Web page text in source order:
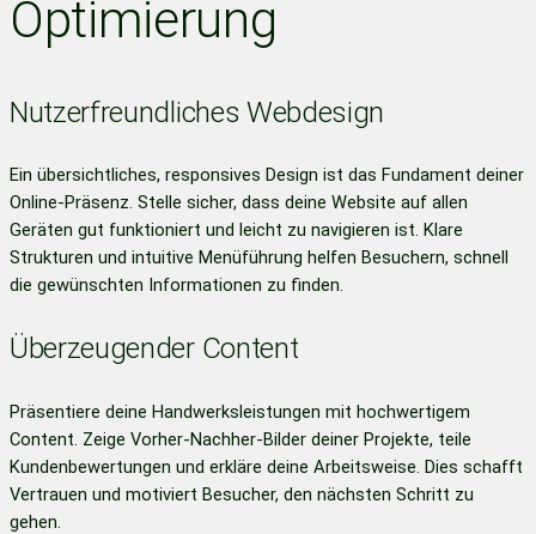
Optimierung
Nutzerfreundliches Webdesign
Ein übersichtliches, responsives Design ist das Fundament deiner
Online-Präsenz. Stelle sicher, dass deine Website auf allen
Geräten gut funktioniert und leicht zu navigieren ist. Klare
Strukturen und intuitive Menüführung helfen Besuchern, schnell
die gewünschten Informationen zu finden.
Überzeugender Content
Präsentiere deine Handwerksleistungen mit hochwertigem
Content. Zeige Vorher-Nachher-Bilder deiner Projekte, teile
Kundenbewertungen und erkläre deine Arbeitsweise. Dies schafft
Vertrauen und motiviert Besucher, den nächsten Schritt zu
gehen.